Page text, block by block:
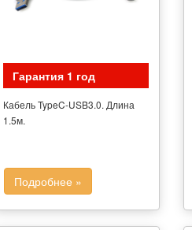
Гарантия 1 год
Кабель TypeC-USB3.0. Длина
1.5м.
Подробнее »